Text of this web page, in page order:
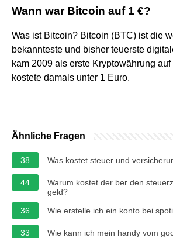
Wann war Bitcoin auf 1 €?
Was ist Bitcoin? Bitcoin (BTC) ist die
bekannteste und bisher teuerste
kam 2009 als erste Kryptowährung auf
kostete damals unter 1 Euro.
Ähnliche Fragen
38 Was kostet steuer und
44
Warum kostet der ber den
geld?
36
Wie erstelle ich ein konto bei
33 Wie kann ich mein handy vom